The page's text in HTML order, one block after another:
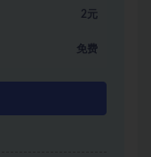
2元
免费